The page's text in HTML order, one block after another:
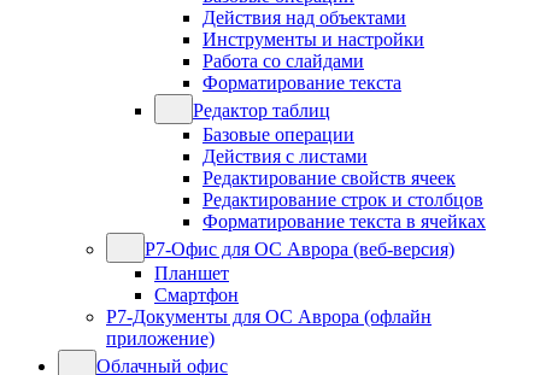
Действия над объектами
Инструменты и настройки
Работа со слайдами
Форматирование текста
Редактор таблиц
Базовые операции
Действия с листами
Редактирование свойств ячеек
Редактирование строк и столбцов
Форматирование текста в ячейках
Р7-Офис для ОС Аврора (веб-версия)
Планшет
Смартфон
Р7-Документы для ОС Аврора (офлайн
приложение)
Облачный офис